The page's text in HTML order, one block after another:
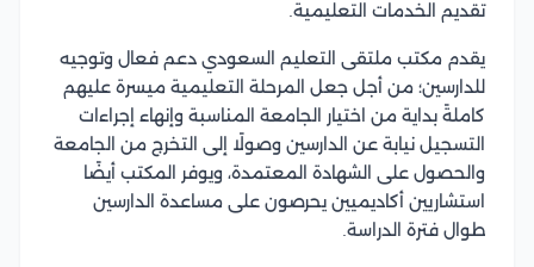
تقديم الخدمات التعليمية.
يقدم مكتب ملتقى التعليم السعودي دعم فعال وتوجيه
للدارسين؛ من أجل جعل المرحلة التعليمية ميسرة عليهم
كاملةً بداية من اختيار الجامعة المناسبة وإنهاء إجراءات
التسجيل نيابة عن الدارسين وصولًا إلى التخرج من الجامعة
والحصول على الشهادة المعتمدة، ويوفر المكتب أيضًا
استشاريين أكاديميين يحرصون على مساعدة الدارسين
طوال فترة الدراسة.